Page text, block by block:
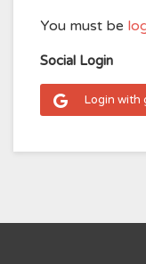
You must be
Social Login
Login with